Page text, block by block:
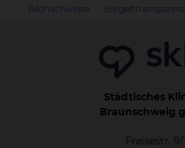
Bildnachweise
Entgelttransparenz
Städtisches
Braunschweig
Freisestr. 9/